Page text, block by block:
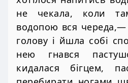
не чекала, коли
водопою вся
голову і йшла собі
нею гнався
кидалася бігцем,